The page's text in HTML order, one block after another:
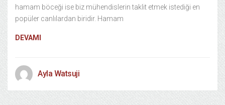
hamam böceği ise biz mühendislerin taklit etmek istediği en
popüler canlılardan biridir. Hamam
DEVAMI
Ayla Watsuji